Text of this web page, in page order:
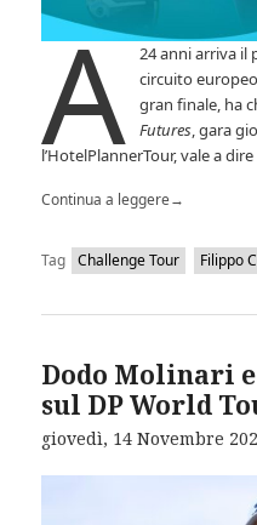
A
24 anni arriva il
circuito europeo
gran finale, ha
Futures, gara
l’HotelPlannerTour, vale a dire
Continua a leggere→
Tag Challenge Tour Filippo
Dodo Molinari
sul DP World
giovedì, 14 Novembre